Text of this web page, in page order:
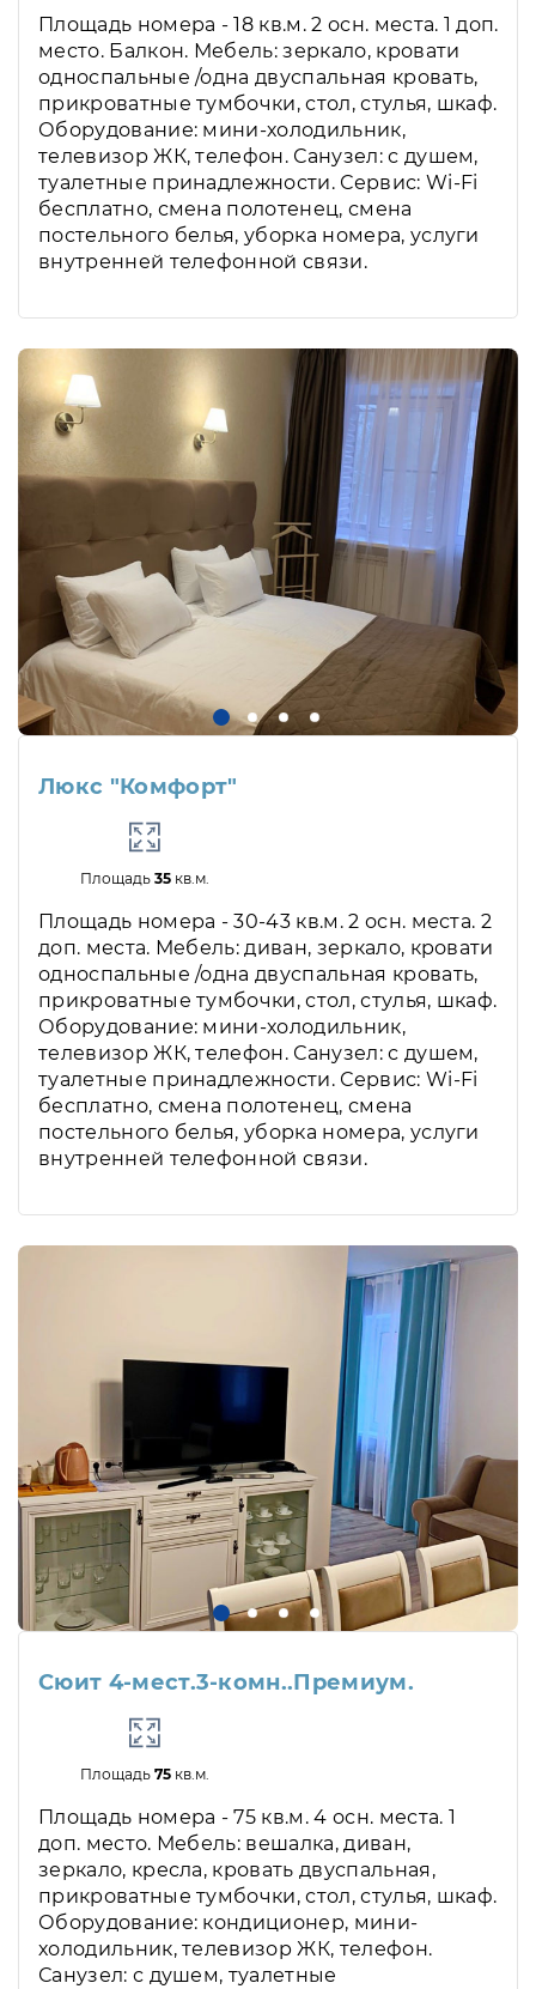
Площадь номера - 18 кв.м. 2 осн. места. 1 доп.
место. Балкон. Мебель: зеркало, кровати
односпальные /одна двуспальная кровать,
прикроватные тумбочки, стол, стулья, шкаф.
Оборудование: мини-холодильник,
телевизор ЖК, телефон. Санузел: с душем,
туалетные принадлежности. Сервис: Wi-Fi
бесплатно, смена полотенец, смена
постельного белья, уборка номера, услуги
внутренней телефонной связи.
Люкс "Комфорт"
Площадь 35кв.м.
Площадь номера - 30-43 кв.м. 2 осн. места. 2
доп. места. Мебель: диван, зеркало, кровати
односпальные /одна двуспальная кровать,
прикроватные тумбочки, стол, стулья, шкаф.
Оборудование: мини-холодильник,
телевизор ЖК, телефон. Санузел: с душем,
туалетные принадлежности. Сервис: Wi-Fi
бесплатно, смена полотенец, смена
постельного белья, уборка номера, услуги
внутренней телефонной связи.
Сюит 4-мест.3-комн..Премиум.
Площадь 75кв.м.
Площадь номера - 75 кв.м. 4 осн. места. 1
доп. место. Мебель: вешалка, диван,
зеркало, кресла, кровать двуспальная,
прикроватные тумбочки, стол, стулья, шкаф.
Оборудование: кондиционер, мини-
холодильник, телевизор ЖК, телефон.
Санузел: с душем, туалетные